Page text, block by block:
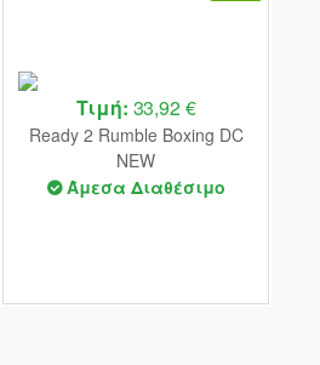
Τιμή: 33,92 €
Ready 2 Rumble Boxing DC
NEW
Άμεσα Διαθέσιμο